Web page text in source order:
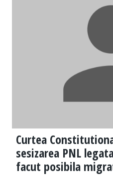
Curtea
sesizarea PNL
facut posibila